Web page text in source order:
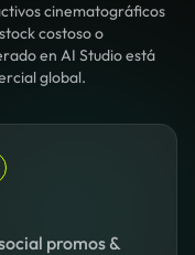
cinematográficos
costoso o
en AI Studio está
global.
promos &